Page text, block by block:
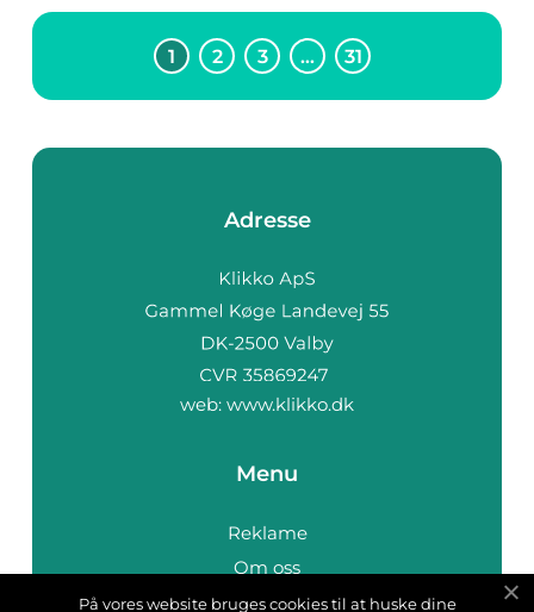
1 2 3 … 31
Adresse
web: www.klikko.dk
Menu
Reklame
Om oss
Cookies
På vores website bruges cookies til at huske dine